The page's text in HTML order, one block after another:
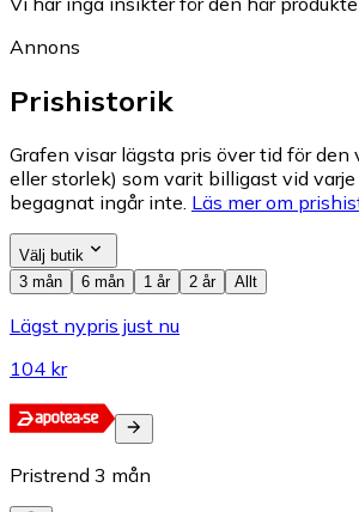
Annons
Prishistorik
Grafen visar lägsta pris över tid för den
eller storlek) som varit billigast vid
begagnat ingår inte. Läs mer om
Välj butik
3 mån
6 mån 1 år 2 år Allt
Lägst nypris just nu
104 kr
Pristrend 3 mån